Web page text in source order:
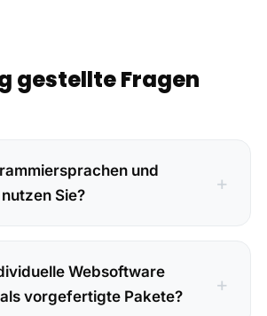
gestellte Fragen
und
Sie?
Websoftware
vorgefertigte Pakete?